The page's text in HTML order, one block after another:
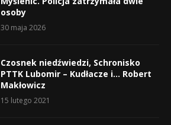
osoby
30 maja 2026
Czosnek niedźwiedzi, Schronisko
PTTK Lubomir – Kudłacze i… Robert
Makłowicz
15 lutego 2021